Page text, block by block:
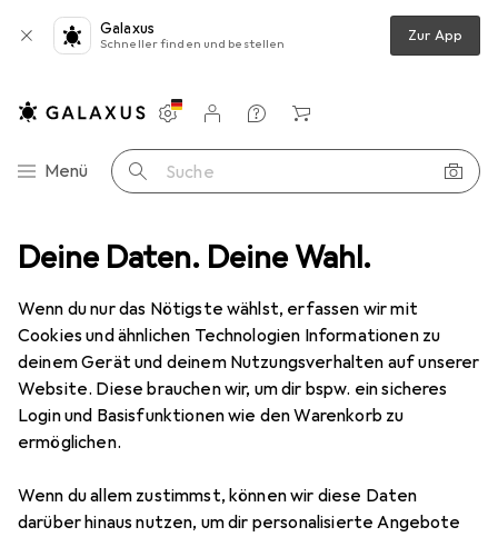
Deine Daten. Deine Wahl.
Wenn du nur das Nötigste wählst, erfassen wir mit
Cookies und ähnlichen Technologien Informationen zu
deinem Gerät und deinem Nutzungsverhalten auf unserer
Website. Diese brauchen wir, um dir bspw. ein sicheres
Login und Basisfunktionen wie den Warenkorb zu
ermöglichen.
Wenn du allem zustimmst, können wir diese Daten
darüber hinaus nutzen, um dir personalisierte Angebote
Galaxus
Schneller finden und bestellen Zur App
Navigation nach Kategorien
Menü Suche
Einstellungen
Kundenkonto
Vergleichslisten
Merklisten
Warenkorb
Hüllen + Schutz Notebooktasche Noreve Lederschutzhülle
9 Bilder
NoreveLederschutzhülle
Preis in EUR inkl. MwSt.
EUR
159,–